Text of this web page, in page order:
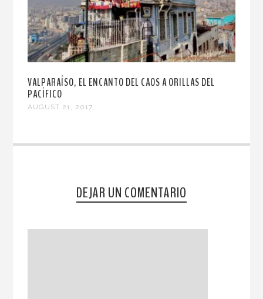
VALPARAÍSO, EL ENCANTO DEL CAOS A ORILLAS DEL
PACÍFICO
AUGUST 21, 2017
DEJAR UN COMENTARIO